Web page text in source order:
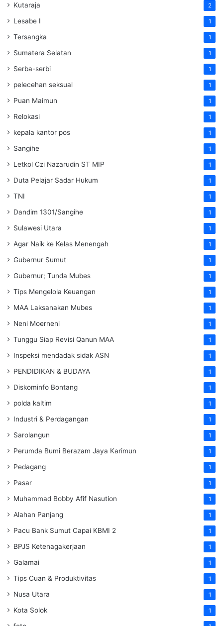
Kutaraja 2
Lesabe I 1
Tersangka 1
Sumatera Selatan 1
Serba-serbi 1
pelecehan seksual 1
Puan Maimun 1
Relokasi 1
kepala kantor pos 1
Sangihe 1
Letkol Czi Nazarudin ST MIP 1
Duta Pelajar Sadar Hukum 1
TNI 1
Dandim 1301/Sangihe 1
Sulawesi Utara 1
Agar Naik ke Kelas Menengah 1
Gubernur Sumut 1
Gubernur; Tunda Mubes 1
Tips Mengelola Keuangan 1
MAA Laksanakan Mubes 1
Neni Moerneni 1
Tunggu Siap Revisi Qanun MAA 1
Inspeksi mendadak sidak ASN 1
PENDIDIKAN & BUDAYA 1
Diskominfo Bontang 1
polda kaltim 1
Industri & Perdagangan 1
Sarolangun 1
Perumda Bumi Berazam Jaya Karimun 1
Pedagang 1
Pasar 1
Muhammad Bobby Afif Nasution 1
Alahan Panjang 1
Pacu Bank Sumut Capai KBMI 2 1
BPJS Ketenagakerjaan 1
Galamai 1
Tips Cuan & Produktivitas 1
Nusa Utara 1
Kota Solok 1